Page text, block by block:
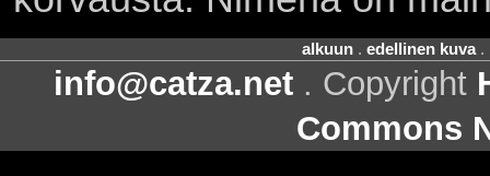
alkuun. edellinen kuva.
info@catza.net . Copyright
Commons